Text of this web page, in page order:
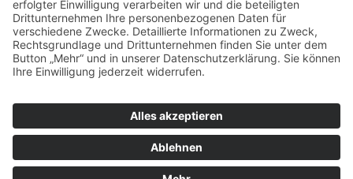
Zusammenarbeit mit mehr
als 50 Züchtern
erstklassige Produkte